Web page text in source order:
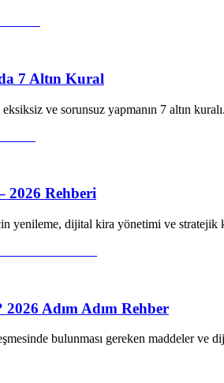
7 Altın Kural
ve sorunsuz yapmanın 7 altın
2026 Rehberi
yenileme, dijital kira yönetimi ve stratejik
2026 Adım Adım Rehber
bulunması gereken maddeler ve